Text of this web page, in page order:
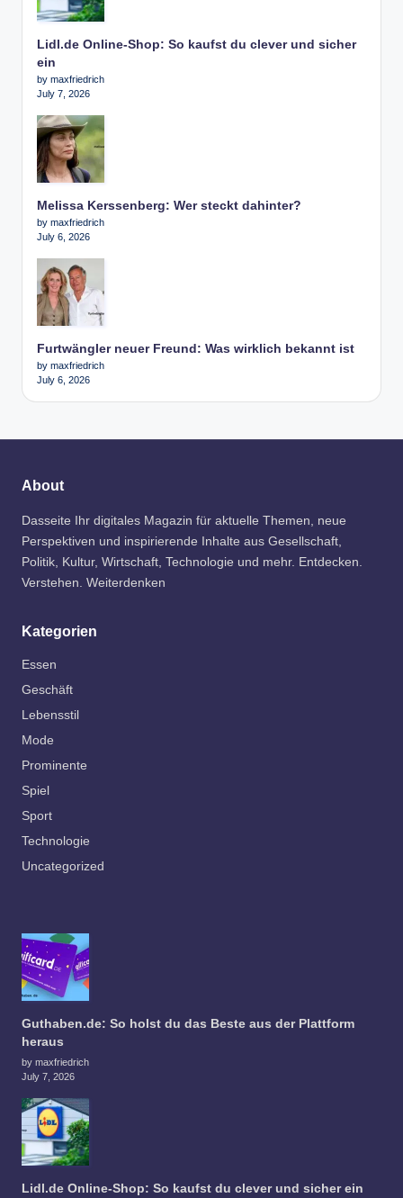
Lidl.de Online-Shop: So kaufst du clever und sicher
ein
by maxfriedrich
July 7, 2026
Melissa Kerssenberg: Wer steckt dahinter?
by maxfriedrich
July 6, 2026
Furtwängler neuer Freund: Was wirklich bekannt ist
by maxfriedrich
July 6, 2026
About
Dasseite Ihr digitales Magazin für aktuelle Themen, neue
Perspektiven und inspirierende Inhalte aus Gesellschaft,
Politik, Kultur, Wirtschaft, Technologie und mehr. Entdecken.
Verstehen. Weiterdenken
Kategorien
Essen
Geschäft
Lebensstil
Mode
Prominente
Spiel
Sport
Technologie
Uncategorized
Guthaben.de: So holst du das Beste aus der Plattform
heraus
by maxfriedrich
July 7, 2026
Lidl.de Online-Shop: So kaufst du clever und sicher ein